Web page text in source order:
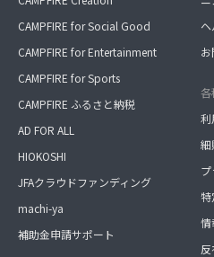
CAMPFIRE for Social Good
CAMPFIRE for Entertainment
CAMPFIRE for Sports
CAMPFIRE ふるさと納税
AD FOR ALL
HIOKOSHI
JFAクラウドファンディング
machi-ya
補助金申請サポート
利
細
特
情